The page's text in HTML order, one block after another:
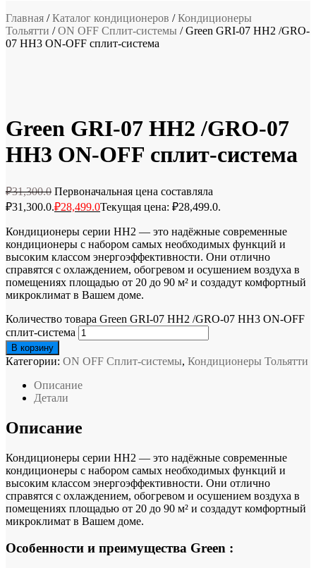
Главная /Каталог кондиционеров /Кондиционеры
Тольятти /ON OFF Сплит-системы / Green GRI-07 HH2 /GRO-
07 HH3 ON-OFF сплит-система
Green GRI-07 HH2 /GRO-07
HH3 ON-OFF сплит-система
₽31,300.0 Первоначальная цена составляла
₽31,300.0.₽28,499.0Текущая цена: ₽28,499.0.
Кондиционеры серии HH2 — это надёжные современные
кондиционеры с набором самых необходимых функций и
высоким классом энергоэффективности. Они отлично
справятся с охлаждением, обогревом и осушением воздуха в
помещениях площадью от 20 до 90 м² и создадут комфортный
микроклимат в Вашем доме.
Количество товара Green GRI-07 HH2 /GRO-07 HH3 ON-OFF
сплит-система
В корзину
Категории: ON OFF Сплит-системы, Кондиционеры Тольятти
Описание
Детали
Описание
Кондиционеры серии HH2 — это надёжные современные
кондиционеры с набором самых необходимых функций и
высоким классом энергоэффективности. Они отлично
справятся с охлаждением, обогревом и осушением воздуха в
помещениях площадью от 20 до 90 м² и создадут комфортный
микроклимат в Вашем доме.
Особенности и преимущества Green :